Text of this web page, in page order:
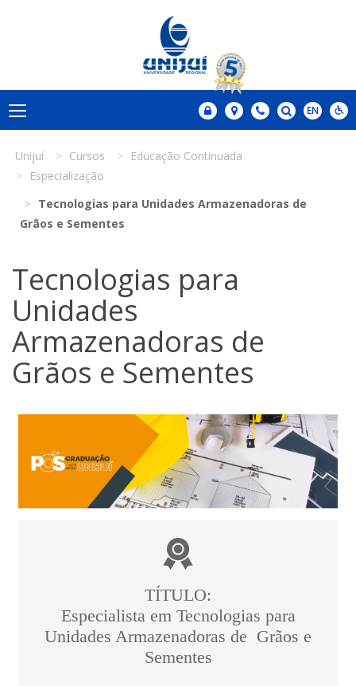
Unijuí Cursos
Educação Continuada
Especialização
Tecnologias para Unidades Armazenadoras de
Grãos e Sementes
Tecnologias para
Unidades
Armazenadoras de
Grãos e Sementes